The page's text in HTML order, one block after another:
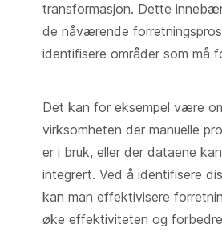
transformasjon. Dette
de nåværende
identifisere områder som må
Det kan for eksempel være
virksomheten der manuelle
er i bruk, eller der dataene
integrert. Ved å identifisere
kan man effektivisere
øke effektiviteten og forbedre